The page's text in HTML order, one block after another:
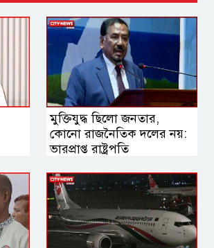
মুক্তিযুদ্ধ ছিলো জনতার,
কোনো রাজনৈতিক দলের নয়:
ভারপ্রাপ্ত রাষ্ট্রপতি